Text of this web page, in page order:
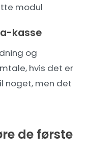
modul
kasse
og
hvis det er
noget, men det
de første